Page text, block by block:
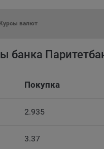
Курсы валют
банка
Покупка
2.935
3.37